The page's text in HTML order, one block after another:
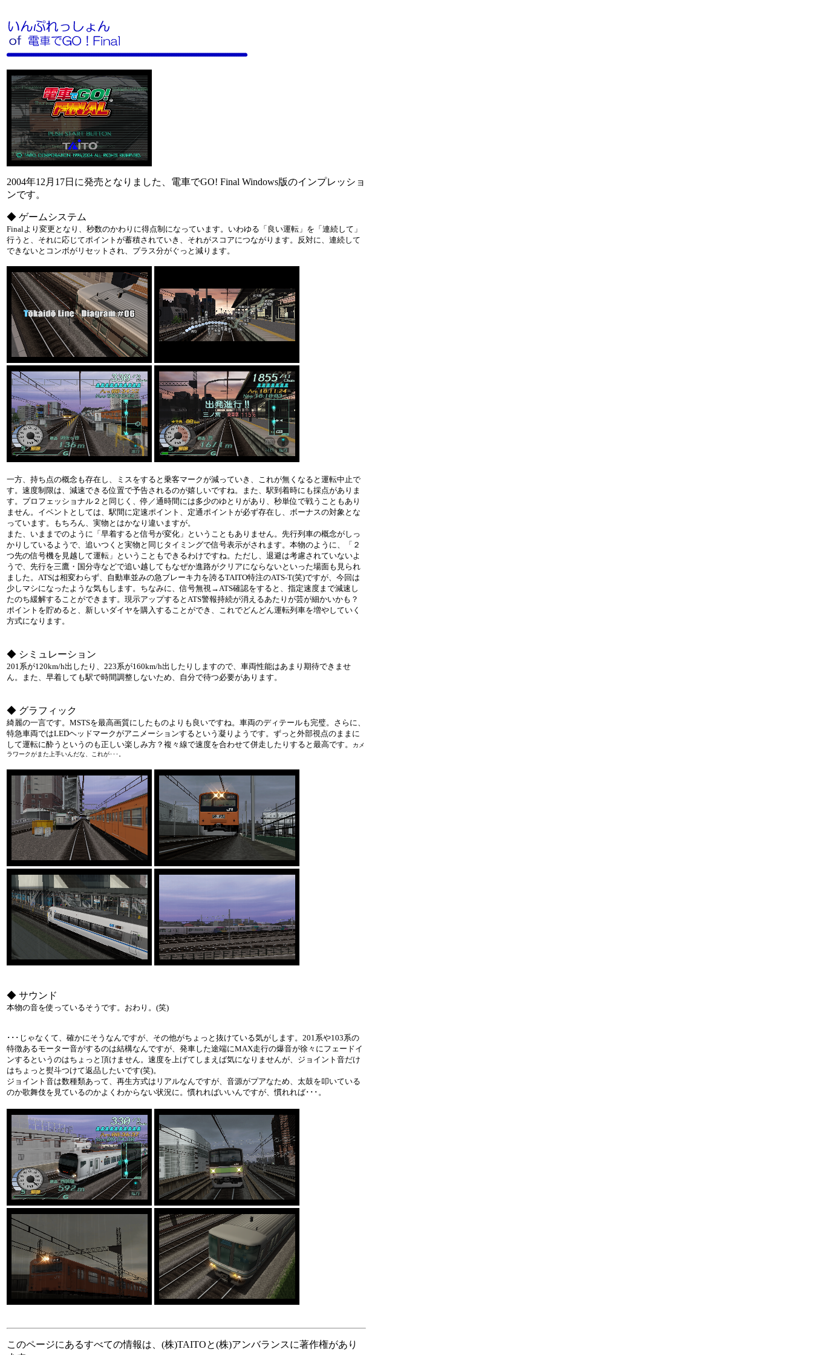
2004年12月17日に発売となりました、電車でGO! Final Windows版のインプレッショ
ンです。
◆ ゲームシステム
Finalより変更となり、秒数のかわりに得点制になっています。いわゆる「良い運転」を「連続して」
行うと、それに応じてポイントが蓄積されていき、それがスコアにつながります。反対に、連続して
できないとコンボがリセットされ、プラス分がぐっと減ります。
一方、持ち点の概念も存在し、ミスをすると乗客マークが減っていき、これが無くなると運転中止で
す。速度制限は、減速できる位置で予告されるのが嬉しいですね。また、駅到着時にも採点がありま
す。プロフェッショナル２と同じく、停／通時間には多少のゆとりがあり、秒単位で戦うこともあり
ません。イベントとしては、駅間に定速ポイント、定通ポイントが必ず存在し、ボーナスの対象とな
っています。もちろん、実物とはかなり違いますが。
また、いままでのように「早着すると信号が変化」ということもありません。先行列車の概念がしっ
かりしているようで、追いつくと実物と同じタイミングで信号表示がされます。本物のように、「２
つ先の信号機を見越して運転」ということもできるわけですね。ただし、退避は考慮されていないよ
うで、先行を三鷹・国分寺などで追い越してもなぜか進路がクリアにならないといった場面も見られ
ました。ATSは相変わらず、自動車並みの急ブレーキ力を誇るTAITO特注のATS-T(笑)ですが、今回は
少しマシになったような気もします。ちなみに、信号無視→ATS確認をすると、指定速度まで減速し
たのち緩解することができます。現示アップするとATS警報持続が消えるあたりが芸が細かいかも？
ポイントを貯めると、新しいダイヤを購入することができ、これでどんどん運転列車を増やしていく
方式になります。
◆ シミュレーション
201系が120km/h出したり、223系が160km/h出したりしますので、車両性能はあまり期待できませ
ん。また、早着しても駅で時間調整しないため、自分で待つ必要があります。
◆ グラフィック
綺麗の一言です。MSTSを最高画質にしたものよりも良いですね。車両のディテールも完璧。さらに、
特急車両ではLEDヘッドマークがアニメーションするという凝りようです。ずっと外部視点のままに
して運転に酔うというのも正しい楽しみ方？複々線で速度を合わせて併走したりすると最高です。
カメ
ラワークがまた上手いんだな、これが･･･。
◆ サウンド
本物の音を使っているそうです。おわり。(笑)
･･･じゃなくて、確かにそうなんですが、その他がちょっと抜けている気がします。201系や103系の
特徴あるモーター音がするのは結構なんですが、発車した途端にMAX走行の爆音が徐々にフェードイ
ンするというのはちょっと頂けません。速度を上げてしまえば気になりませんが、ジョイント音だけ
はちょっと熨斗つけて返品したいです(笑)。
ジョイント音は数種類あって、再生方式はリアルなんですが、音源がプアなため、太鼓を叩いている
のか歌舞伎を見ているのかよくわからない状況に。慣れればいいんですが、慣れれば･･･。
このページにあるすべての情報は、(株)TAITOと(株)アンバランスに著作権があり